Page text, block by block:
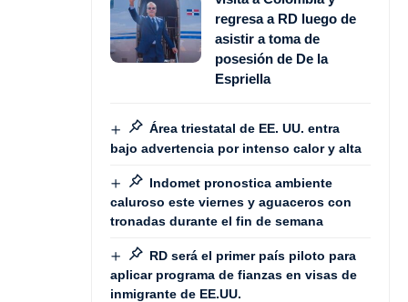
regresa a RD luego de
asistir a toma de
posesión de De la
Espriella
Área triestatal de EE. UU. entra
bajo advertencia por intenso calor y alta
Indomet pronostica ambiente
caluroso este viernes y aguaceros con
tronadas durante el fin de semana
RD será el primer país piloto para
aplicar programa de fianzas en visas de
inmigrante de EE.UU.